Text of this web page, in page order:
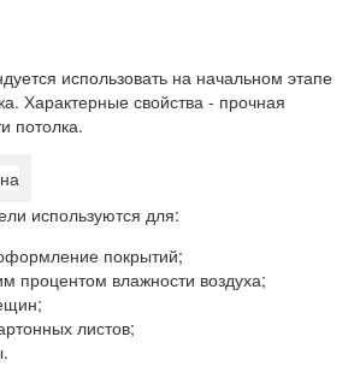
использовать на начальном этапе
Характерные свойства - прочная
потолка.
используются для:
покрытий;
процентом влажности воздуха;
листов;